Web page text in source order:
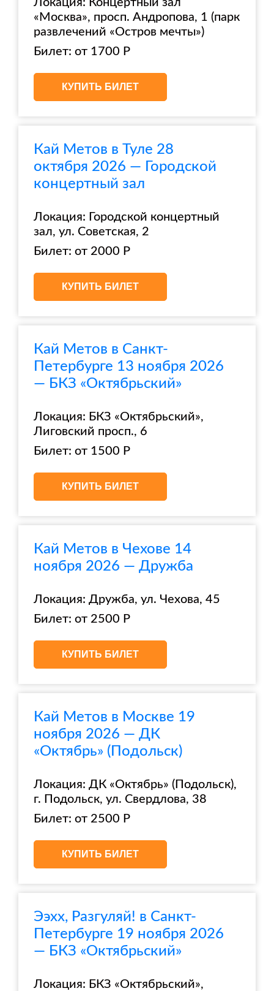
Локация: Концертный зал
«Москва», просп. Андропова, 1 (парк
развлечений «Остров мечты»)
Билет: от 1700 Р
КУПИТЬ БИЛЕТ
Кай Метов в Туле 28
октября 2026 — Городской
концертный зал
Локация: Городской концертный
зал, ул. Советская, 2
Билет: от 2000 Р
КУПИТЬ БИЛЕТ
Кай Метов в Санкт-
Петербурге 13 ноября 2026
— БКЗ «Октябрьский»
Локация: БКЗ «Октябрьский»,
Лиговский просп., 6
Билет: от 1500 Р
КУПИТЬ БИЛЕТ
Кай Метов в Чехове 14
ноября 2026 — Дружба
Локация: Дружба, ул. Чехова, 45
Билет: от 2500 Р
КУПИТЬ БИЛЕТ
Кай Метов в Москве 19
ноября 2026 — ДК
«Октябрь» (Подольск)
Локация: ДК «Октябрь» (Подольск),
г. Подольск, ул. Свердлова, 38
Билет: от 2500 Р
КУПИТЬ БИЛЕТ
Ээхх, Разгуляй! в Санкт-
Петербурге 19 ноября 2026
— БКЗ «Октябрьский»
Локация: БКЗ «Октябрьский»,